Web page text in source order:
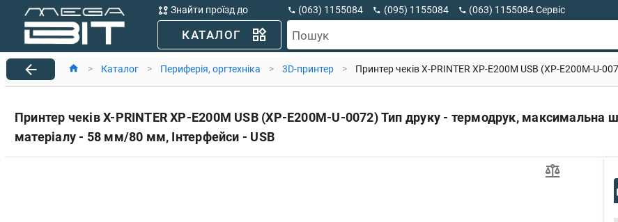
Знайти проїзд до
MegaBit
(063) 1155084 (095) 1155084
(063) 1155084 Сервіс
КАТАЛОГ Пошук
> Каталог > Периферія, оргтехніка > 3D-принтер > Принтер чеків X-PRINTER XP-E200M USB (XP-E200M-
Принтер чеків X-PRINTER XP-E200M USB (XP-E200M-U-0072) Тип друку - термодрук,
матеріалу - 58 мм/80 мм, Інтерфейси - USB